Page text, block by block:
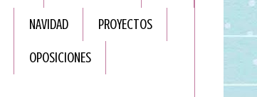
NAVIDAD PROYECTOS
OPOSICIONES